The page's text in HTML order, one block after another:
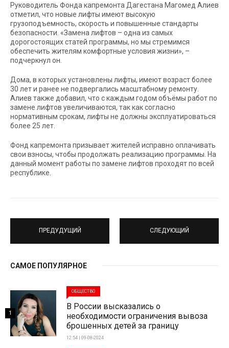
Руководитель Фонда капремонта Дагестана Магомед Алиев
отметил, что новые лифты имеют высокую
грузоподъемность, скорость и повышенные стандарты
безопасности. «Замена лифтов – одна из самых
дорогостоящих статей программы, но мы стремимся
обеспечить жителям комфортные условия жизни», –
подчеркнул он.
Дома, в которых установлены лифты, имеют возраст более
30 лет и ранее не подвергались масштабному ремонту.
Алиев также добавил, что с каждым годом объёмы работ по
замене лифтов увеличиваются, так как согласно
нормативным срокам, лифты не должны эксплуатироваться
более 25 лет.
Фонд капремонта призывает жителей исправно оплачивать
свои взносы, чтобы продолжать реализацию программы. На
данный момент работы по замене лифтов проходят по всей
республике.
ПРЕДУДУЩИЙ СЛЕДУЮЩИЙ
САМОЕ ПОПУЛЯРНОЕ
ОБЩЕСТВО
В России высказались о
необходимости ограничения вывоза
брошенных детей за границу
12:54 | 09-08-2024
1